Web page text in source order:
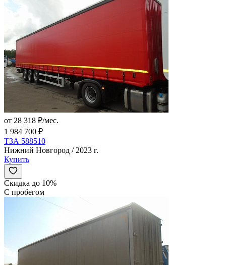
от 28 318 ₽/мес.
1 984 700 ₽
ТЗА 588510
Нижний Новгород / 2023 г.
Купить
Скидка до 10%
С пробегом